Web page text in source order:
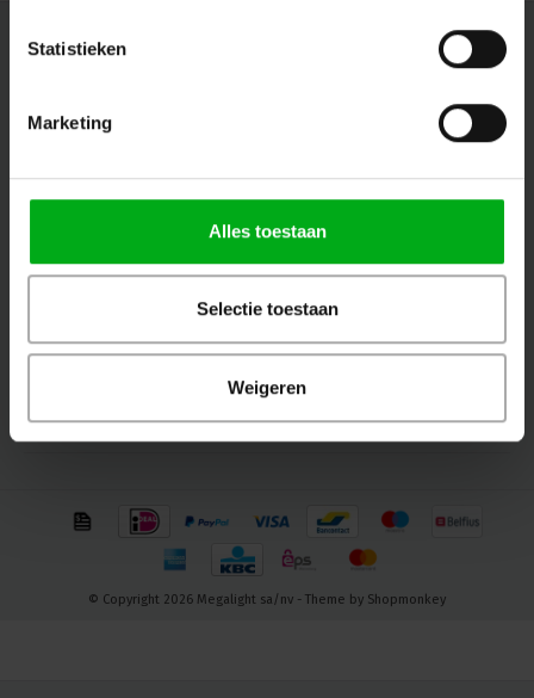
Statistieken
Marketing
Alles toestaan
Selectie toestaan
Weigeren
Volg ons
Mijn account
© Copyright 2026 Megalight sa/nv - Theme by Shopmonkey